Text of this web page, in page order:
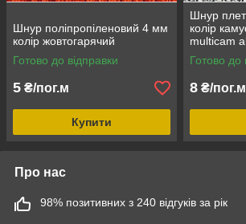
Шнур поліпропіленовий 4 мм
колір жовтогарячий
Готово до відправки
5 ₴/пог.м
Купити
Шнур
колір
multicam
Готово до
8 ₴/пог.м
Про нас
98% позитивних з 240 відгуків за рік